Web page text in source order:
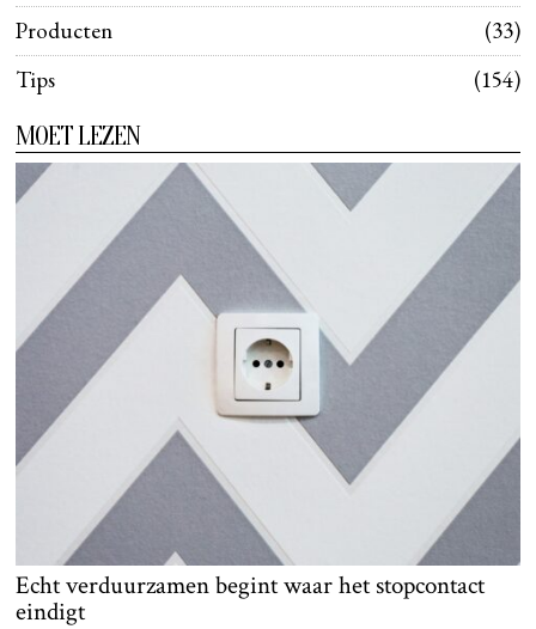
Producten
33
Tips
154
MOET LEZEN
Echt verduurzamen begint waar het stopcontact
eindigt